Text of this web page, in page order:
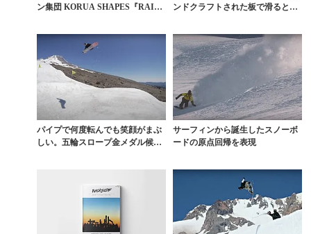
ン集団 KORUA SHAPES『RAIN
ンドクラフトされた板で滑るとい
パイプで何度転んでも笑顔がまぶ
しい。五輪スロープ金メダル候補
サーフィンから誕生したスノーボ
ードの原点回帰を表現